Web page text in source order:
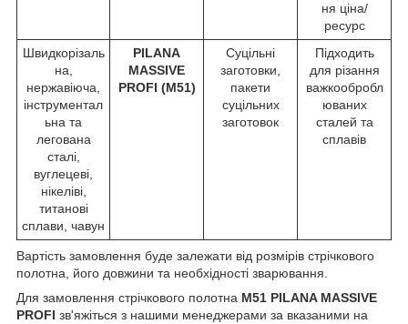
ня ціна/
ресурс
Швидкорізаль
на,
нержавіюча,
інструментал
ьна та
легована
сталі,
вуглецеві,
нікеліві,
титанові
сплави, чавун
PILANA
MASSIVE
PROFI (М51)
Суцільні
заготовки,
пакети
суцільних
заготовок
Підходить
для різання
важкообробл
юваних
сталей та
сплавів
Вартість замовлення буде залежати від розмірів стрічкового
полотна, його довжини та необхідності зварювання.
Для замовлення стрічкового полотна М51 PILANA MASSIVE
PROFI зв'яжіться з нашими менеджерами за вказаними на